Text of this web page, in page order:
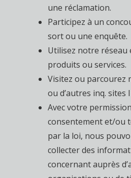
une réclamation.
Participez à un
sort ou une enquête.
Utilisez notre réseau
produits ou services.
Visitez ou parcourez
ou d’autres inq. sites
Avec votre
consentement et/ou
par la loi, nous
collecter des
concernant auprès